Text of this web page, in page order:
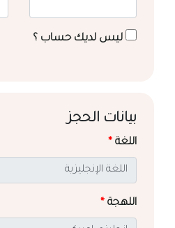
ليس لديك حساب ؟
بيانات الحجز
اللغة *
اللهجة *